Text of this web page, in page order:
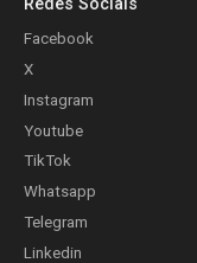
Redes Sociais
Facebook
X
Instagram
Youtube
TikTok
Whatsapp
Telegram
Linkedin